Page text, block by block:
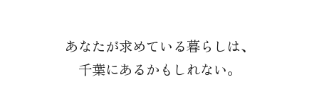
あなたが求めている暮らしは、
千葉にあるかもしれない。